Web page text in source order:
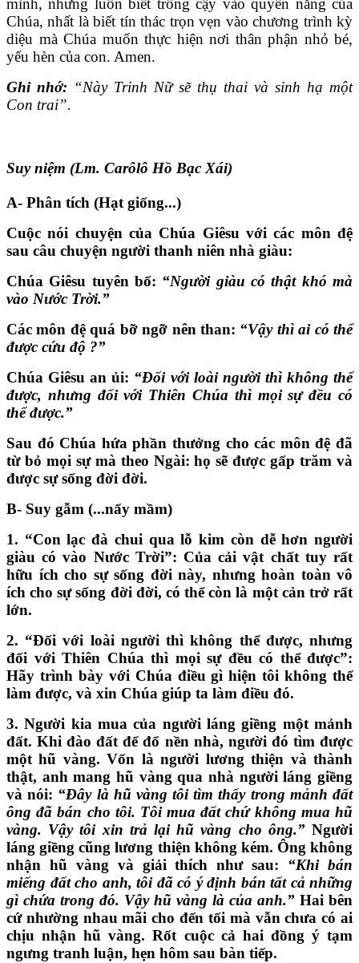
Chúa, nhất là biết tín thác trọn vẹn vào chương trình kỳ
diệu mà Chúa muốn thực hiện nơi thân phận nhỏ bé,
yếu hèn của con. Amen.
Ghi nhớ: “Này Trinh Nữ sẽ thụ thai và sinh hạ một
Con trai”.
Suy niệm (Lm. Carôlô Hồ Bạc Xái)
A- Phân tích (Hạt giống...)
Cuộc nói chuyện của Chúa Giêsu với các môn đệ
sau câu chuyện người thanh niên nhà giàu:
Chúa Giêsu tuyên bố: “Người giàu có thật khó mà
vào Nước Trời.”
Các môn đệ quá bỡ ngỡ nên than: “Vậy thì ai có thể
được cứu độ ?”
Chúa Giêsu an ủi: “Đối với loài người thì không thể
được, nhưng đối với Thiên Chúa thì mọi sự đều có
thể được.”
Sau đó Chúa hứa phần thưởng cho các môn đệ đã
từ bỏ mọi sự mà theo Ngài: họ sẽ được gấp trăm và
được sự sống đời đời.
B- Suy gẫm (...nẩy mầm)
1. “Con lạc đà chui qua lỗ kim còn dễ hơn người
giàu có vào Nước Trời”: Của cải vật chất tuy rất
hữu ích cho sự sống đời này, nhưng hoàn toàn vô
ích cho sự sống đời đời, có thể còn là một cản trở rất
lớn.
2. “Đối với loài người thì không thể được, nhưng
đối với Thiên Chúa thì mọi sự đều có thể được”:
Hãy trình bày với Chúa điều gì hiện tôi không thể
làm được, và xin Chúa giúp ta làm điều đó.
3. Người kia mua của người láng giềng một mảnh
đất. Khi đào đất để đổ nền nhà, người đó tìm được
một hũ vàng. Vốn là người lương thiện và thành
thật, anh mang hũ vàng qua nhà người láng giềng
và nói: “Đây là hũ vàng tôi tìm thấy trong mảnh đất
ông đã bán cho tôi. Tôi mua đất chứ không mua hũ
vàng. Vậy tôi xin trả lại hũ vàng cho ông.”Người
láng giềng cũng lương thiện không kém. Ông không
nhận hũ vàng và giải thích như sau: “Khi bán
miếng đất cho anh, tôi đã có ý định bán tất cả những
gì chứa trong đó. Vậy hũ vàng là của anh.” Hai bên
cứ nhường nhau mãi cho đến tối mà vẫn chưa có ai
chịu nhận hũ vàng. Rốt cuộc cả hai đồng ý tạm
ngưng tranh luận, hẹn hôm sau bàn tiếp.